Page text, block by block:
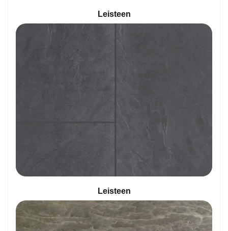
Leisteen
Leisteen